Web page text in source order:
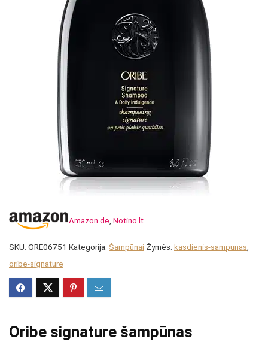
Amazon.de, Notino.lt
SKU: ORE06751 Kategorija: Šampūnai Žymės: kasdienis-sampunas,
oribe-signature
Oribe signature šampūnas